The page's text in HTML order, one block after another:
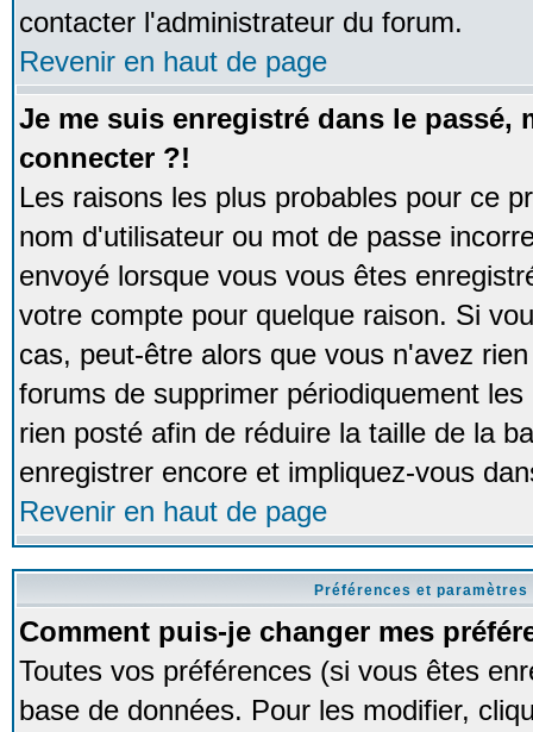
contacter l'administrateur du forum.
Revenir en haut de page
Je me suis enregistré dans le passé,
connecter ?!
Les raisons les plus probables pour ce
nom d'utilisateur ou mot de passe
envoyé lorsque vous vous êtes
votre compte pour quelque raison. Si
cas, peut-être alors que vous n'avez
forums de supprimer périodiquement
rien posté afin de réduire la taille de la
enregistrer encore et impliquez-vous
Revenir en haut de page
Préférences et
Comment puis-je changer mes
Toutes vos préférences (si vous êtes
base de données. Pour les modifier,